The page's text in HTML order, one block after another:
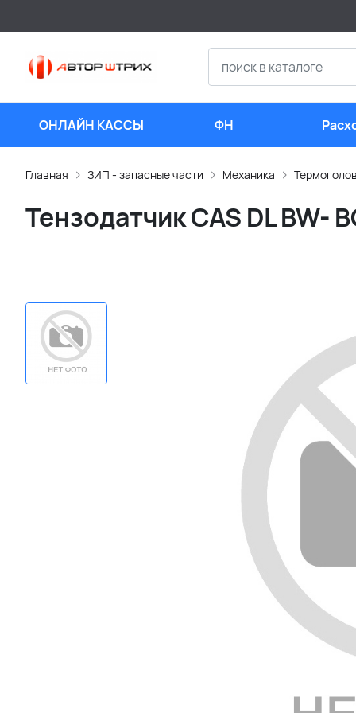
ОНЛАЙН КАССЫ ФН
Главная ЗИП - запасные части Механика
Тензодатчик CAS DL BW-